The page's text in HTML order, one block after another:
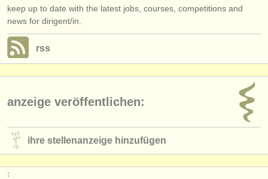
keep up to date with the latest jobs, courses, competitions and
news for dirigent/in.
rss
anzeige veröffentlichen:
ihre stellenanzeige hinzufügen
: